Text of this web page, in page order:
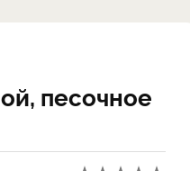
песочное